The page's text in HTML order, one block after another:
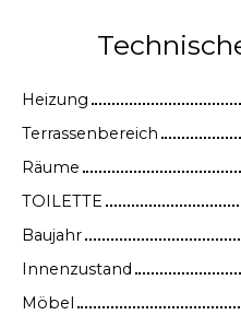
Heizung
Terrassenbereich
Räume
TOILETTE
Baujahr
Innenzustand
Möbel